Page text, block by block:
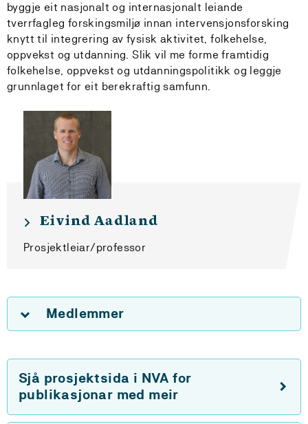
byggje eit nasjonalt og internasjonalt leiande
tverrfagleg forskingsmiljø innan intervensjonsforsking
knytt til integrering av fysisk aktivitet, folkehelse,
oppvekst og utdanning. Slik vil me forme framtidig
folkehelse, oppvekst og utdanningspolitikk og leggje
grunnlaget for eit berekraftig samfunn.
Eivind Aadland
Prosjektleiar/professor
Medlemmer
Sjå prosjektsida i NVA for
publikasjonar med meir